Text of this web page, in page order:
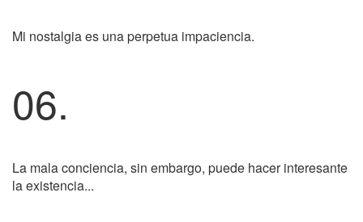
Mi nostalgia es una perpetua impaciencia.
06.
La mala conciencia, sin embargo, puede hacer interesante
la existencia...